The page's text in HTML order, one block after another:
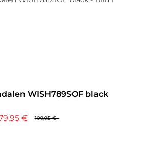
WISH789SOF black
109,95 €
€